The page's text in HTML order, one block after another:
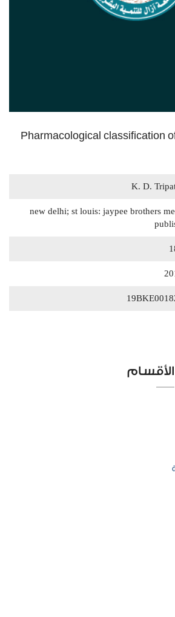
Pharmacological classification
K. D.
new delhi; st louis: jaypee brothers
الأقسام